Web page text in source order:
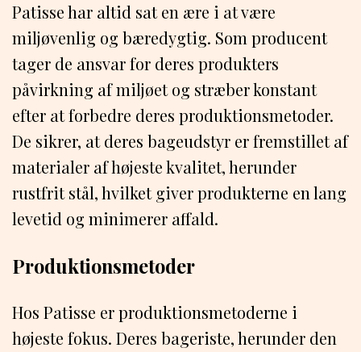
Patisse har altid sat en ære i at være
miljøvenlig og bæredygtig. Som producent
tager de ansvar for deres produkters
påvirkning af miljøet og stræber konstant
efter at forbedre deres produktionsmetoder.
De sikrer, at deres bageudstyr er fremstillet af
materialer af højeste kvalitet, herunder
rustfrit stål, hvilket giver produkterne en lang
levetid og minimerer affald.
Produktionsmetoder
Hos Patisse er produktionsmetoderne i
højeste fokus. Deres bageriste, herunder den